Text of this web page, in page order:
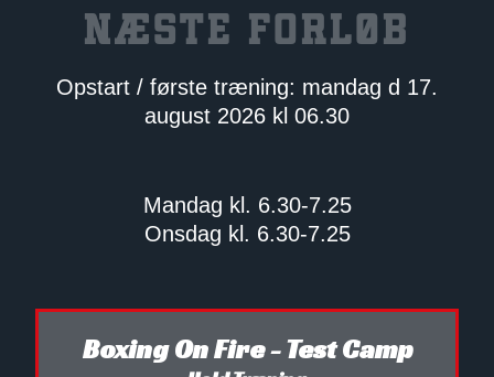
NÆSTE FORLØB
Opstart / første træning: mandag d 17.
august 2026 kl 06.30
Mandag kl. 6.30-7.25
Onsdag kl. 6.30-7.25
Boxing On Fire - Test Camp